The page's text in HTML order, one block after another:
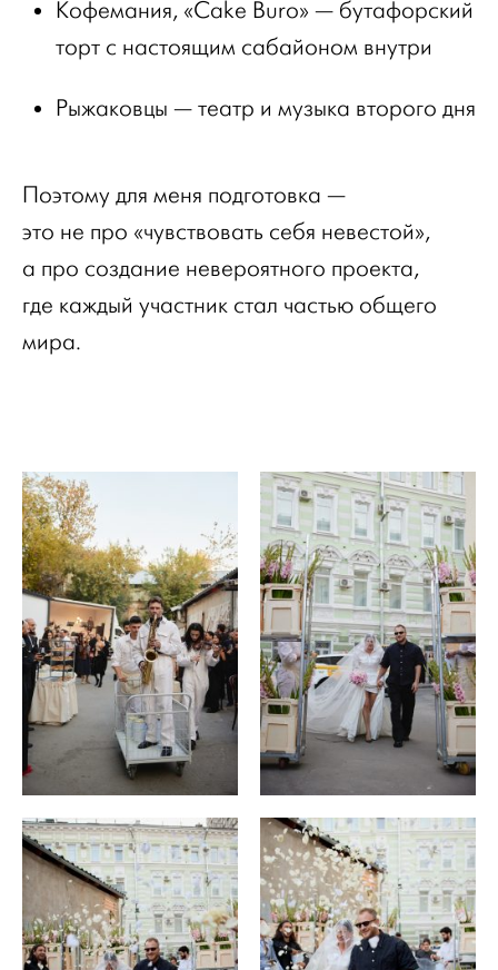
Кофемания, «Cake Buro» — бутафорский
торт с настоящим сабайоном внутри
Рыжаковцы — театр и музыка второго дня
Поэтому для меня подготовка —
это не про «чувствовать себя невестой»,
а про создание невероятного проекта,
где каждый участник стал частью общего
мира.